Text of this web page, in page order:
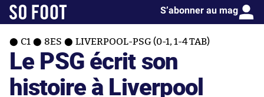
S’abonner au mag
C1 8ES LIVERPOOL-PSG (0-1, 1-4 TAB)
Le PSG écrit son
histoire à Liverpool